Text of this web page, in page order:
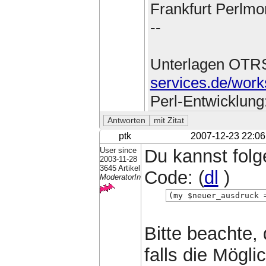
Frankfurt
--
Unterlagen
services.de/
Perl-
ptk 2007-12-23 22:06
User since
2003-11-28
3645 Artikel
ModeratorIn
Du kannst
Code: (dl )
(my
Bitte beachte,
falls die